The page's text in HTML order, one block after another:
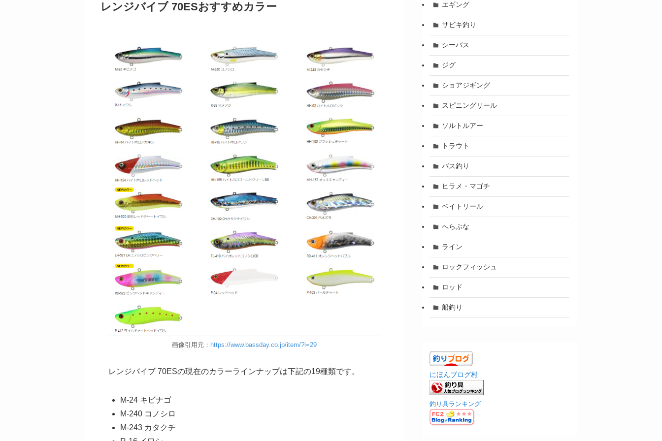
レンジバイブ 70ESおすすめカラー
画像引用元： https://www.bassday.co.jp/item/?i=29
レンジバイブ 70ESの現在のカラーラインナップは下記の19種類です。
M-24 キビナゴ
M-240 コノシロ
M-243 カタクチ
エギング
サビキ釣り
シーバス
ジグ
ショアジギング
スピニングリール
ソルトルアー
トラウト
バス釣り
ヒラメ・マゴチ
ベイトリール
へらぶな
ライン
ロックフィッシュ
ロッド
船釣り
にほんブログ村
釣り具ランキング